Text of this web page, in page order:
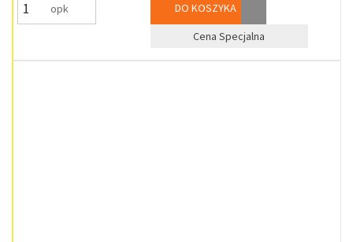
opk
DO KOSZYKA
Cena Specjalna